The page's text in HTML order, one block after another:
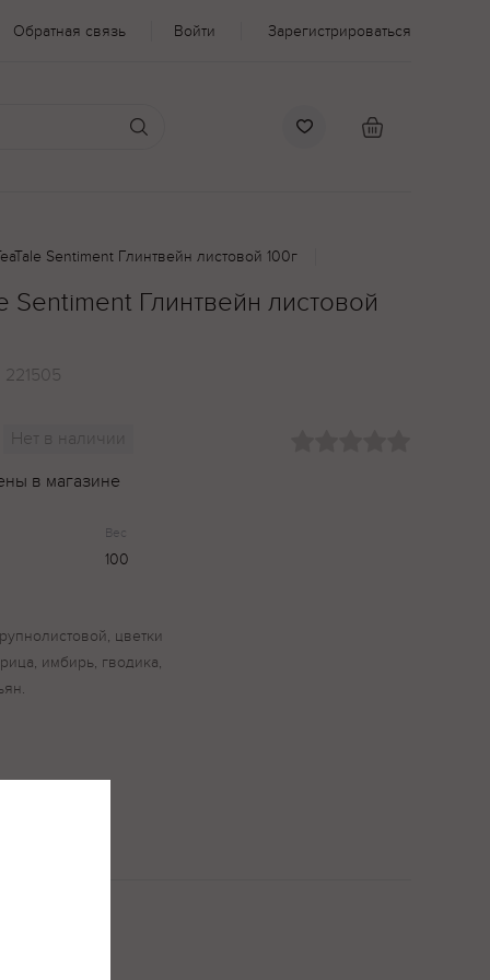
Обратная связь Войти Зарегистрироваться
Sentiment Глинтвейн листовой 100г
Sentiment Глинтвейн листовой
221505
Нет в наличии
в магазине
Вес
100
цветки
имбирь, гводика,